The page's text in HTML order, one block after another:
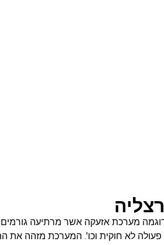
מערכת אזעקה אשר מרתיעה
לא חוקית וכו'. המערכת מזהה את